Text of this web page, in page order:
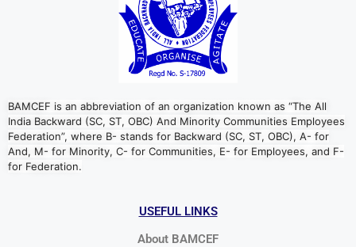
BAMCEF is an abbreviation of an organization known as “The All
India Backward (SC, ST, OBC) And Minority Communities Employees
Federation”, where B- stands for Backward (SC, ST, OBC), A- for
And, M- for Minority, C- for Communities, E- for Employees, and F-
for Federation.
USEFUL LINKS
About BAMCEF